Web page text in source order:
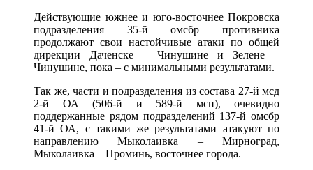
Действующие южнее и юго-восточнее Покровска
подразделения 35-й омсбр противника
продолжают свои настойчивые атаки по общей
дирекции Даченске – Чинушине и Зелене –
Чинушине, пока – с минимальными результатами.
Так же, части и подразделения из состава 27-й мсд
2-й ОА (506-й и 589-й мсп), очевидно
поддержанные рядом подразделений 137-й омсбр
41-й ОА, с такими же результатами атакуют по
направлению Мыколаивка – Мирноград,
Мыколаивка – Проминь, восточнее города.